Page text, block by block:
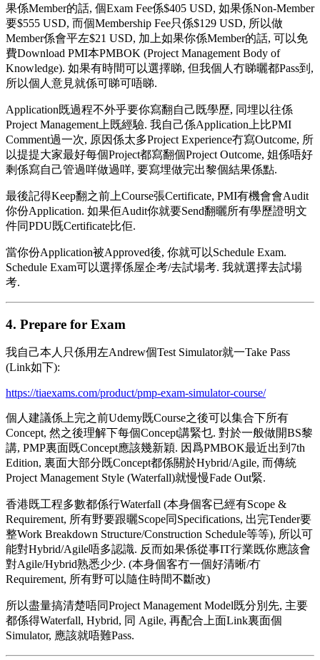
果係Member的話, 個Exam Fee係$405 USD, 如果係Non-Member
要$555 USD, 而個Membership Fee只係$129 USD, 所以做
Member係會平左$21 USD, 加上如果你係Member的話, 可以免
費Download PMI本PMBOK (Project Management Body of
Knowledge). 如果有時間可以選擇睇, 但我個人冇睇曬都Pass到,
所以個人意見就係可睇可唔睇.
Application既過程不外乎要你寫翻自己既學歷, 同埋以往係
Project Management上既經驗. 我自己係Application上比PMI
Comment過一次, 原因係太多Project Experience冇寫Outcome, 所
以提提大家最好每個Project都寫翻個Project Outcome, 姐係唔好
剩係寫自己管過咩做過咩, 要寫埋做完出黎個結果係點.
最後記得Keep翻之前上Course張Certificate, PMI有機會會Audit
你份Application. 如果佢Audit你就要Send翻曬所有學歷證明文
件同PDU既Certificate比佢.
當你份Application被Approved後, 你就可以Schedule Exam.
Schedule Exam可以選擇係屋企考/去試場考. 我就選擇去試場
考.
4. Prepare for Exam
我自己本人只係用左Andrew個Test Simulator就一Take Pass
(Link如下):
https://tiaexams.com/product/pmp-exam-simulator-course/
個人建議係上完之前Udemy既Course之後可以集合下所有
Concept, 然之後理解下每個Concept講緊乜. 對於一般做開BS黎
講, PMP裏面既Concept應該幾新穎. 因爲PMBOK最近出到7th
Edition, 裏面大部分既Concept都係關於Hybrid/Agile, 而傳統
Project Management Style (Waterfall)就慢慢Fade Out緊.
香港既工程多數都係行Waterfall (本身個客已經有Scope &
Requirement, 所有野要跟曬Scope同Specifications, 出完Tender要
整Work Breakdown Structure/Construction Schedule等等), 所以可
能對Hybrid/Agile唔多認識. 反而如果係從事IT行業既你應該會
對Agile/Hybrid熟悉少少. (本身個客冇一個好清晰/冇
Requirement, 所有野可以隨住時間不斷改)
所以盡量搞清楚唔同Project Management Model既分別先, 主要
都係得Waterfall, Hybrid, 同 Agile, 再配合上面Link裏面個
Simulator, 應該就唔難Pass.